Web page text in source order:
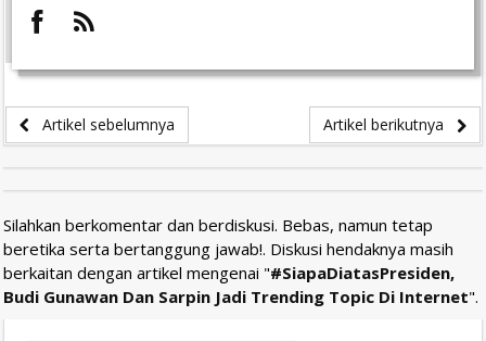
Artikel sebelumnya Artikel berikutnya
Silahkan berkomentar dan berdiskusi. Bebas, namun tetap
beretika serta bertanggung jawab!. Diskusi hendaknya masih
berkaitan dengan artikel mengenai "#SiapaDiatasPresiden,
Budi Gunawan Dan Sarpin Jadi Trending Topic Di Internet".